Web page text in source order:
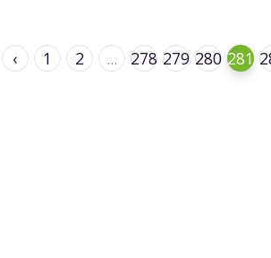
‹ 1 2 ... 278 279 280 281